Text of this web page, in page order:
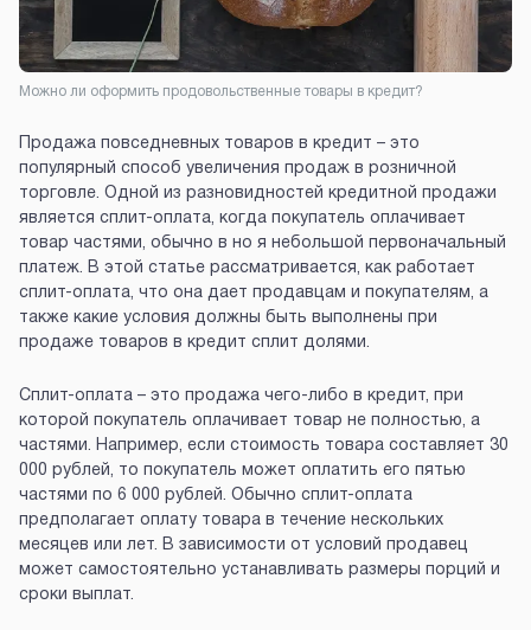
Можно ли оформить продовольственные товары в кредит?
Продажа повседневных товаров в кредит – это
популярный способ увеличения продаж в розничной
торговле. Одной из разновидностей кредитной продажи
является сплит-оплата, когда покупатель оплачивает
товар частями, обычно в но я небольшой первоначальный
платеж. В этой статье рассматривается, как работает
сплит-оплата, что она дает продавцам и покупателям, а
также какие условия должны быть выполнены при
продаже товаров в кредит сплит долями.
Сплит-оплата – это продажа чего-либо в кредит, при
которой покупатель оплачивает товар не полностью, а
частями. Например, если стоимость товара составляет 30
000 рублей, то покупатель может оплатить его пятью
частями по 6 000 рублей. Обычно сплит-оплата
предполагает оплату товара в течение нескольких
месяцев или лет. В зависимости от условий продавец
может самостоятельно устанавливать размеры порций и
сроки выплат.